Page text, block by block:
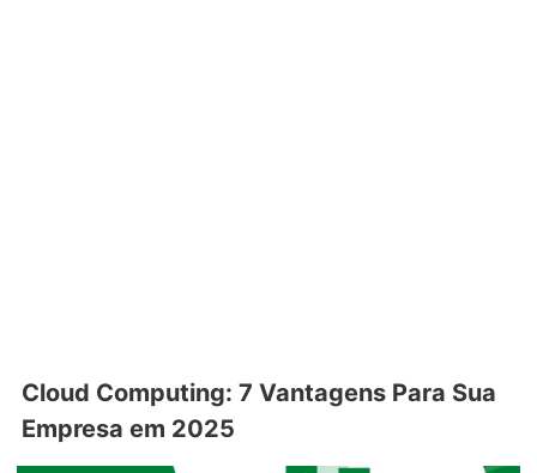
Cloud Computing: 7 Vantagens Para Sua
Empresa em 2025